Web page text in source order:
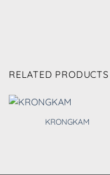
RELATED PRODUCTS
KRONGKAM